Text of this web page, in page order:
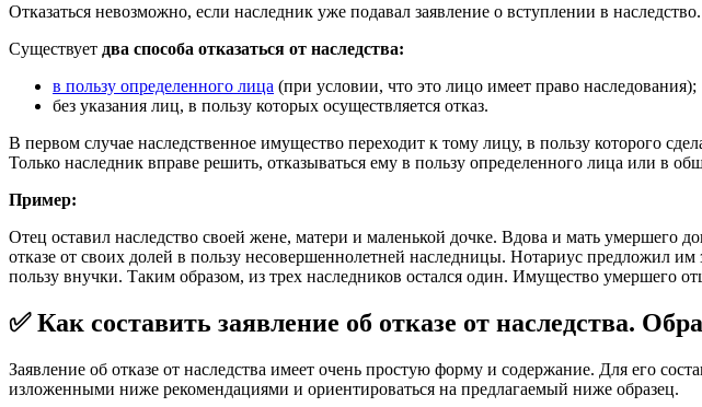
Отказаться невозможно, если наследник уже подавал заявление о вступлении в
Существует два способа отказаться от наследства:
в пользу определенного лица (при условии, что это лицо имеет право наследования);
без указания лиц, в пользу которых осуществляется отказ.
В первом случае наследственное имущество переходит к тому лицу, в пользу которого
Только наследник вправе решить, отказываться ему в пользу определенного лица или в
Пример:
Отец оставил наследство своей жене, матери и маленькой дочке. Вдова и мать умершего
отказе от своих долей в пользу несовершеннолетней наследницы. Нотариус предложил
пользу внучки. Таким образом, из трех наследников остался один. Имущество умершего
✅ Как составить заявление об отказе от наследства.
Заявление об отказе от наследства имеет очень простую форму и содержание. Для его
изложенными ниже рекомендациями и ориентироваться на предлагаемый ниже образец.